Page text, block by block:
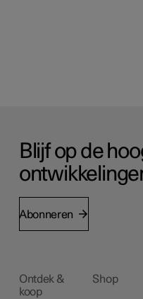
Blijf op de
Abonneren
Ontdek &
koop
Shop